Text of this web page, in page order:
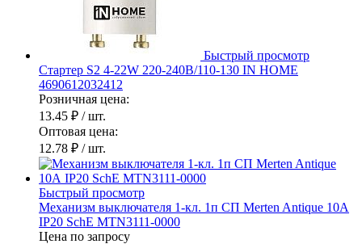
Быстрый просмотр
Стартер S2 4-22W 220-240В/110-130 IN HOME
4690612032412
Розничная цена:
13.45 ₽ / шт.
Оптовая цена:
12.78 ₽ / шт.
Быстрый просмотр
Механизм выключателя 1-кл. 1п СП Merten Antique 10А
IP20 SchE MTN3111-0000
Цена по запросу